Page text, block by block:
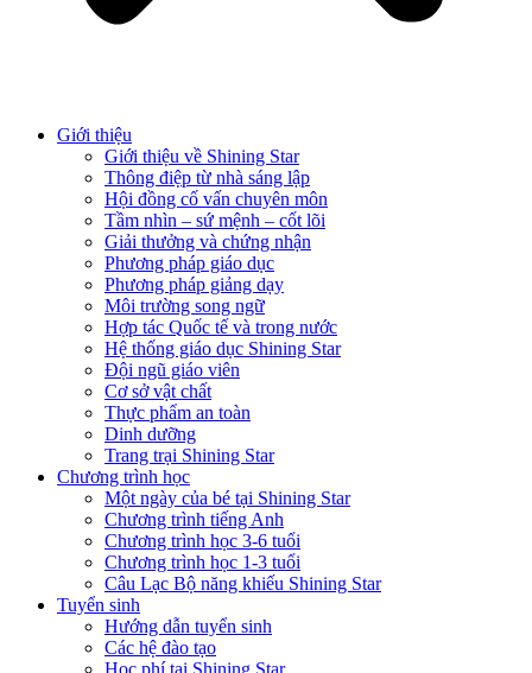
Giới thiệu
Giới thiệu về Shining Star
Thông điệp từ nhà sáng lập
Hội đồng cố vấn chuyên môn
Tầm nhìn – sứ mệnh – cốt lõi
Giải thưởng và chứng nhận
Phương pháp giáo dục
Phương pháp giảng dạy
Môi trường song ngữ
Hợp tác Quốc tế và trong nước
Hệ thống giáo dục Shining Star
Đội ngũ giáo viên
Cơ sở vật chất
Thực phẩm an toàn
Dinh dưỡng
Trang trại Shining Star
Chương trình học
Một ngày của bé tại Shining Star
Chương trình tiếng Anh
Chương trình học 3-6 tuổi
Chương trình học 1-3 tuổi
Câu Lạc Bộ năng khiếu Shining Star
Tuyển sinh
Hướng dẫn tuyển sinh
Các hệ đào tạo
Học phí tại Shining Star